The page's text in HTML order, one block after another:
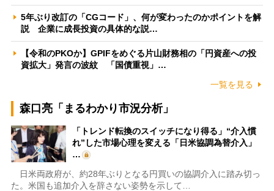
5年ぶり改訂の「CGコード」、何が変わったのかポイントを解
説 企業に成長投資の具体的な説…
【令和のPKOか】GPIFをめぐる片山財務相の「円資産への投
資拡大」発言の波紋 「国債重視」…
一覧を見る
森口亮「まるわかり市況分析」
「トレンド転換のスイッチになり得る」“介入慣
れ”した市場心理を変える「日米協調為替介入」
…
日米両政府が、約28年ぶりとなる円買いの協調介入に踏み切っ
た。米国も追加介入を辞さない姿勢を示して…